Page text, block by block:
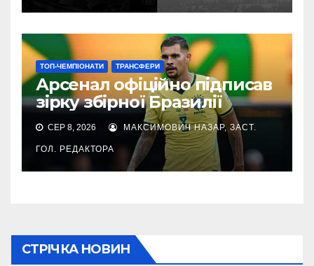
ТОП-ЧЕМПІОНАТИ ТРАНСФЕРИ
Арсенал офіційно підписав
зірку збірної Бразилії
СЕР 8, 2026 МАКСИМОВИЧ НАЗАР, ЗАСТ.
ГОЛ. РЕДАКТОРА
СТРІЧКА НОВИН